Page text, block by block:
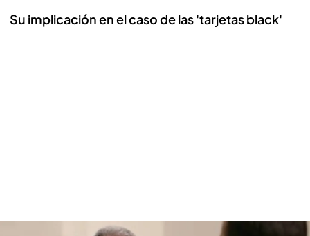
Su implicación en el caso de las 'tarjetas black'